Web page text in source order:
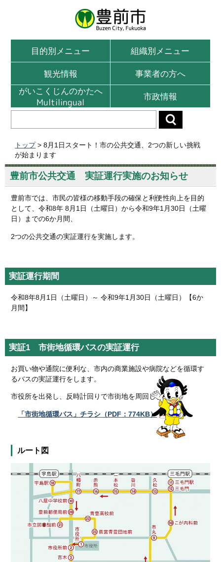
目的別メニュー
組織別メニュー
観光情報
事業者の方へ
がいこくじんのかたへ
Multilingual
市政情報
トップ > 8月1日スタート！市の公共交通、2つの新しい挑戦
が始まります
豊前市公共交通 実証運行実施のお知らせ
豊前市では、市民の皆様の移動手段の確保と利便性向上を目的
として、令和8年 8月1日（土曜日）から令和9年1月30日（土曜
日）までの6か月間、
2つの公共交通の実証運行を実施します。
実証運行期間
令和8年8月1日（土曜日）～ 令和9年1月30日（土曜日）【6か
月間】
実証1 市街地循環バスの実証運行
お買い物や通院に便利な、市内の商業施設や病院などを循環す
るバスの実証運行をします。
市役所を出発し、反時計回りで市街地を周回します。
「市街地循環バス」チラシ（PDF：774KB）
ルート図